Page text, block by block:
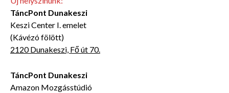
TáncPont Dunakeszi
Keszi Center I. emelet
(Kávézó fölött)
2120 Dunakeszi, Fő út 70.
TáncPont Dunakeszi
Amazon Mozgásstúdió